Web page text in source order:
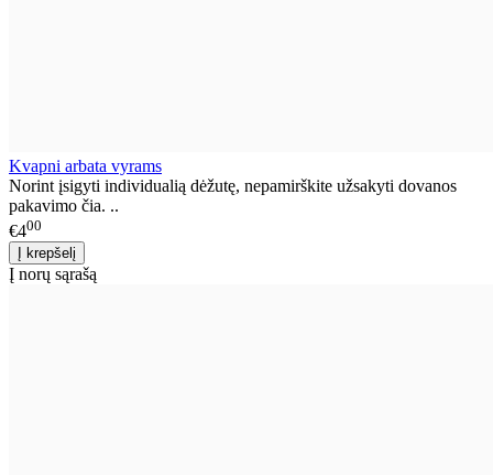
Kvapni arbata vyrams
Norint įsigyti individualią dėžutę, nepamirškite užsakyti dovanos
pakavimo čia. ..
€400
Į norų sąrašą